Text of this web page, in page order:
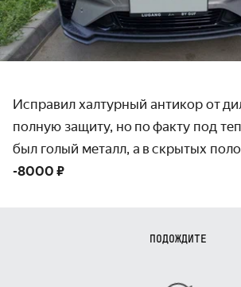
Исправил халтурный антикор от
полную защиту, но по факту под
был голый металл, а в скрытых
-8000 ₽
ПОДОЖДИТЕ